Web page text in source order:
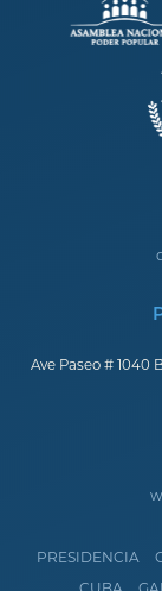
Ave Paseo # 1040
PRESIDENCIA